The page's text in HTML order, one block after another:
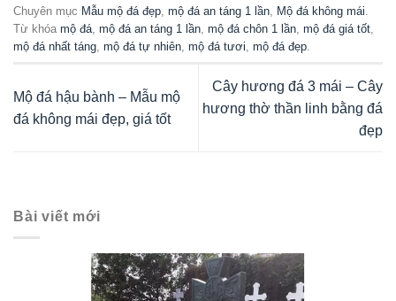
Chuyên mục Mẫu mộ đá đẹp mộ đá an táng 1 lần Mộ đá không mái
Từ khóa mộ đá mộ đá an táng 1 lần mộ đá chôn 1 lần mộ đá giá tốt
mộ đá nhất táng mộ đá tự nhiên mộ đá tươi mộ đá đẹp
Mộ đá hậu bành – Mẫu mộ
đá không mái đẹp, giá tốt
Cây hương đá 3 mái – Cây
hương thờ thần linh bằng đá
đẹp
Bài viết mới